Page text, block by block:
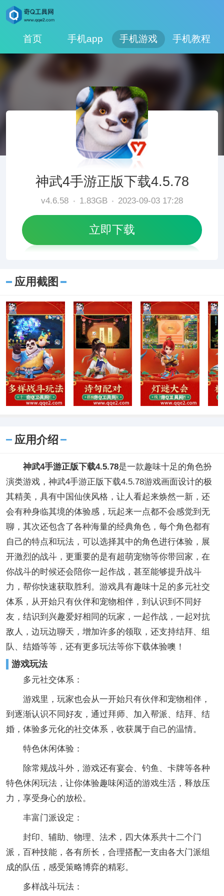
首页 手机app 手机游戏 手机教程
神武4手游正版下载4.5.78
v4.6.58 1.83GB 2023-09-03 17:28
立即下载
应用截图
应用介绍
神武4手游正版下载4.5.78是一款趣味十足的角色扮
演类游戏，神武4手游正版下载4.5.78游戏画面设计的极
其精美，具有中国仙侠风格，让人看起来焕然一新，还
会有种身临其境的体验感，玩起来一点都不会感觉到无
聊，其次还包含了各种海量的经典角色，每个角色都有
自己的特点和玩法，可以选择其中的角色进行体验，展
开激烈的战斗，更重要的是有超萌宠物等你带回家，在
你战斗的时候还会陪你一起作战，甚至能够提升战斗
力，帮你快速获取胜利。游戏具有趣味十足的多元社交
体系，从开始只有伙伴和宠物相伴，到认识到不同好
友，结识到兴趣爱好相同的玩家，一起作战，一起对抗
敌人，边玩边聊天，增加许多的领取，还支持结拜、组
队、结婚等等，还有更多玩法等你下载体验噢！
游戏玩法
多元社交体系：
游戏里，玩家也会从一开始只有伙伴和宠物相伴，
到逐渐认识不同好友，通过拜师、加入帮派、结拜、结
婚，体验多元化的社交体系，收获属于自己的温情。
特色休闲体验：
除常规战斗外，游戏还有宴会、钓鱼、卡牌等各种
特色休闲玩法，让你体验趣味闲适的游戏生活，释放压
力，享受身心的放松。
丰富门派设定：
封印、辅助、物理、法术，四大体系共十二个门
派，百种技能，各有所长，合理搭配一支由各大门派组
成的队伍，感受策略博弈的精彩。
多样战斗玩法：